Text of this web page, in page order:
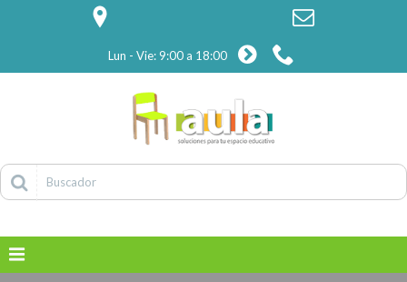
Lun - Vie: 9:00 a 18:00